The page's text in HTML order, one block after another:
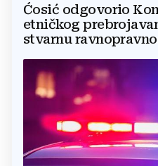
Ćosić odgovorio
etničkog
stvarnu